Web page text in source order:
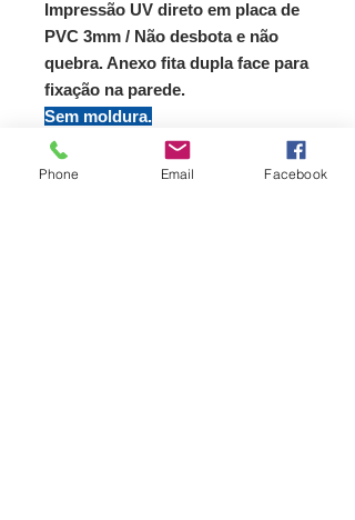
Impressão UV direto em placa de
PVC 3mm / Não desbota e não
quebra. Anexo fita dupla face para
fixação na parede.
Sem moldura.
Ótima opção para presentear!
PRAZO DE ENTREGA = 10 DIAS
Phone Email Facebook